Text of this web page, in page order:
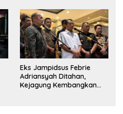
Eks Jampidsus Febrie
Adriansyah Ditahan,
Kejagung Kembangkan